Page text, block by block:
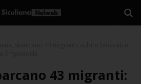
43 migranti: